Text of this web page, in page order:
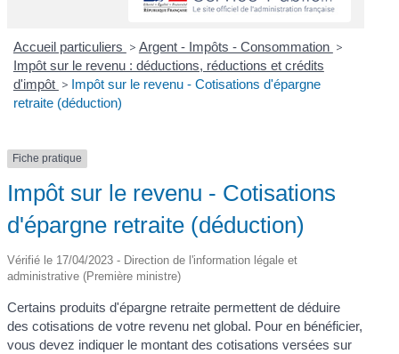
Accueil particuliers > Argent - Impôts - Consommation >
Impôt sur le revenu : déductions, réductions et crédits
d'impôt > Impôt sur le revenu - Cotisations d'épargne
retraite (déduction)
Fiche pratique
Impôt sur le revenu - Cotisations
d'épargne retraite (déduction)
Vérifié le 17/04/2023 - Direction de l'information légale et
administrative (Première ministre)
Certains produits d'épargne retraite permettent de déduire
des cotisations de votre revenu net global. Pour en bénéficier,
vous devez indiquer le montant des cotisations versées sur